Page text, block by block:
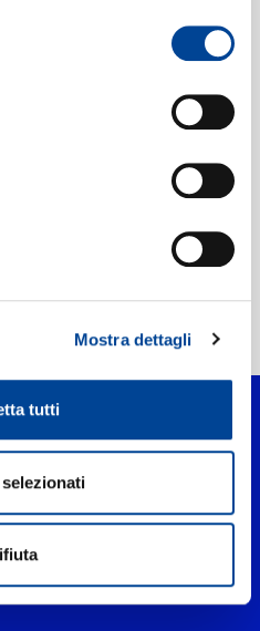
Mostra dettagli
tutti
DA QUANDO